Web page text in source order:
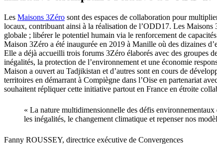
Les Maisons 3Zéro sont des espaces de collaboration pour
locaux, contribuant ainsi à la réalisation de l’ODD17. Les Maisons
globale ; libérer le potentiel humain via le renforcement de
Maison 3Zéro a été inaugurée en 2019 à Manille où des dizaines
Elle a déjà accueilli trois forums 3Zéro élaborés avec des groupes
inégalités, la protection de l’environnement et une économie
Maison a ouvert au Tadjikistan et d’autres sont en cours de
territoires en démarrant à Compiègne dans l’Oise en partenariat
souhaitent répliquer cette initiative partout en France en étroite
« La nature multidimensionnelle des défis
les inégalités, le changement climatique et repenser nos
Fanny ROUSSEY, directrice exécutive de Convergences